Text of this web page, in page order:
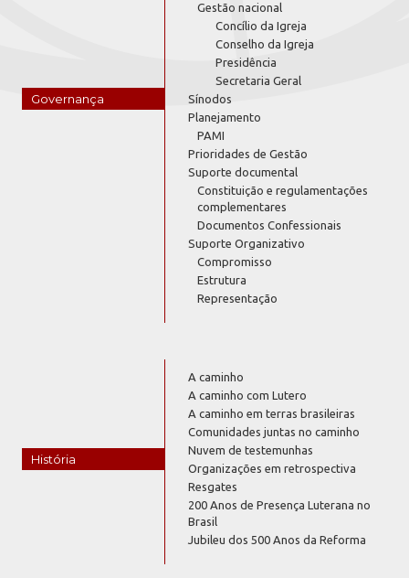
Governança
Gestão nacional
Concílio da Igreja
Conselho da Igreja
Presidência
Secretaria Geral
Sínodos
Planejamento
PAMI
Prioridades de Gestão
Suporte documental
Constituição e regulamentações
complementares
Documentos Confessionais
Suporte Organizativo
Compromisso
Estrutura
Representação
História
A caminho
A caminho com Lutero
A caminho em terras brasileiras
Comunidades juntas no caminho
Nuvem de testemunhas
Organizações em retrospectiva
Resgates
200 Anos de Presença Luterana no
Brasil
Jubileu dos 500 Anos da Reforma